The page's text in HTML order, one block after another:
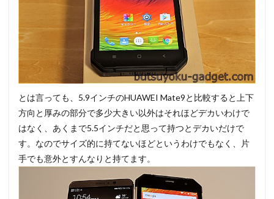
とは言っても、5.9インチのHUAWEI Mate9と比較すると上下
方向と厚みの部分で多少大きい以外はそれほどデカいわけで
はなく、あくまで5.5インチだと思って持つとデカいだけで
す。なのでサイズ的に持てないほどというわけでもなく、片
手でも意外とすんなりと持てます。